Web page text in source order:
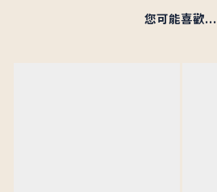
您可能喜歡...